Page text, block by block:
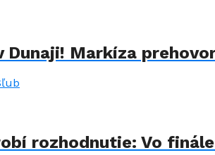
Dunaji! Markíza
rozhodnutie: Vo